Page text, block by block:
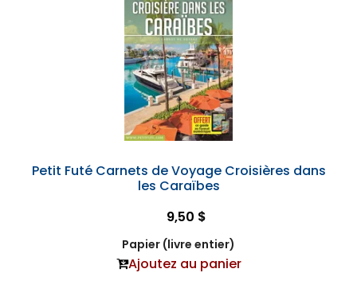
Petit Futé Carnets de Voyage Croisières dans
les Caraïbes
9,50 $
Papier (livre entier)
Ajoutez au panier